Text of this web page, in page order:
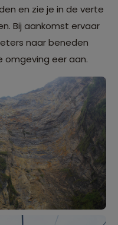
en zie je in de verte
Bij aankomst ervaar
naar beneden
omgeving eer aan.